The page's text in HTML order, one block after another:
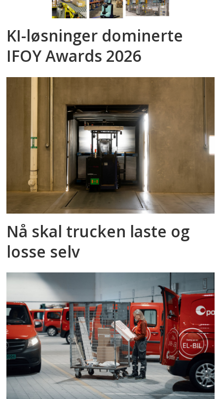
KI-løsninger dominerte
IFOY Awards 2026
Nå skal trucken laste og
losse selv